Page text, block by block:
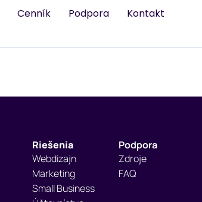
Cenník Podpora Kontakt
Riešenia
Webdizajn
Marketing
Small Business
Podpora
Zdroje
FAQ